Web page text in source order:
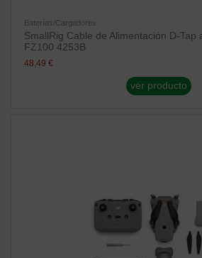
Baterías/Cargadores
SmallRig Cable de Alimentación D-Tap
FZ100 4253B
48,49 €
ver producto